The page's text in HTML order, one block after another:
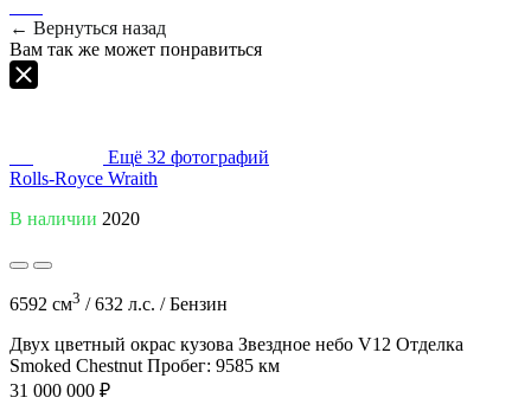
← Вернуться назад
Вам так же может понравиться
Ещё 32 фотографий
Rolls-Royce Wraith
В наличии 2020
6592 см3 /632 л.с. /Бензин
Двух цветный окрас кузова Звездное небо V12 Отделка
Smoked Chestnut Пробег: 9585 км
31 000 000 ₽